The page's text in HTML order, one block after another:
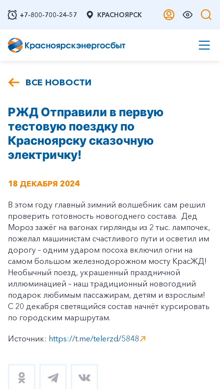
+7-800-700-24-57 КРАСНОЯРСК
ВСЕ НОВОСТИ
РЖД Отправили в первую
тестовую поездку по
Красноярску сказочную
электричку!
18 ДЕКАБРЯ 2024
В этом году главный зимний волшебник сам решил
проверить готовность новогоднего состава. Дед
Мороз зажёг на вагонах гирлянды из 2 тыс. лампочек,
пожелал машинистам счастливого пути и осветил им
дорогу – одним ударом посоха включил огни на
самом большом железнодорожном мосту КрасЖД!
Необычный поезд, украшенный праздничной
иллюминацией – наш традиционный новогодний
подарок любимым пассажирам, детям и взрослым!
С 20 декабря светящийся состав начнёт курсировать
по городским маршрутам.
Источник: https://t.me/telerzd/5848